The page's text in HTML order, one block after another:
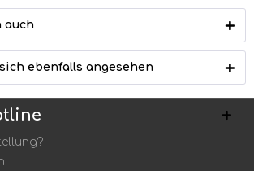
auch
ebenfalls angesehen